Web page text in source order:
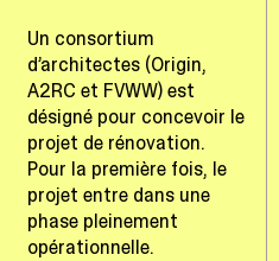
Un consortium
d’architectes (Origin,
A2RC et FVWW) est
désigné pour concevoir le
projet de rénovation.
Pour la première fois, le
projet entre dans une
phase pleinement
opérationnelle.